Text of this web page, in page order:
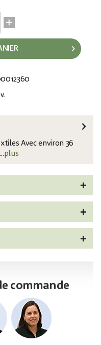
Avec environ 36
plus
commande